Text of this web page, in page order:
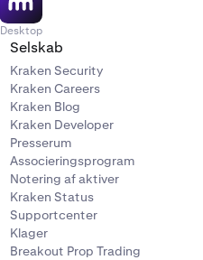
Desktop
Selskab
Kraken Security
Kraken Careers
Kraken Blog
Kraken Developer
Presserum
Associeringsprogram
Notering af aktiver
Kraken Status
Supportcenter
Klager
Breakout Prop Trading